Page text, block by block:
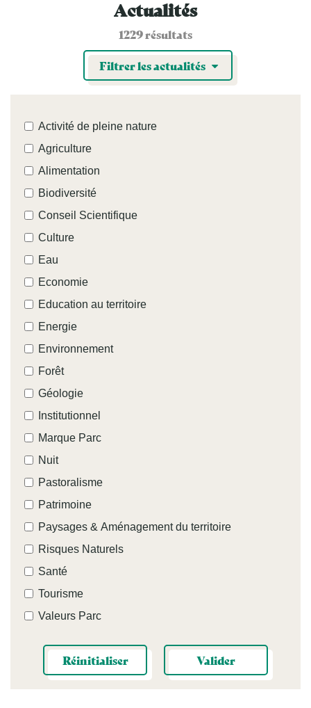
Actualités
1229 résultats
Filtrer les actualités
Activité de pleine nature
Agriculture
Alimentation
Biodiversité
Conseil Scientifique
Culture
Eau
Economie
Education au territoire
Energie
Environnement
Forêt
Géologie
Institutionnel
Marque Parc
Nuit
Pastoralisme
Patrimoine
Paysages & Aménagement du territoire
Risques Naturels
Santé
Tourisme
Valeurs Parc
Réinitialiser Valider